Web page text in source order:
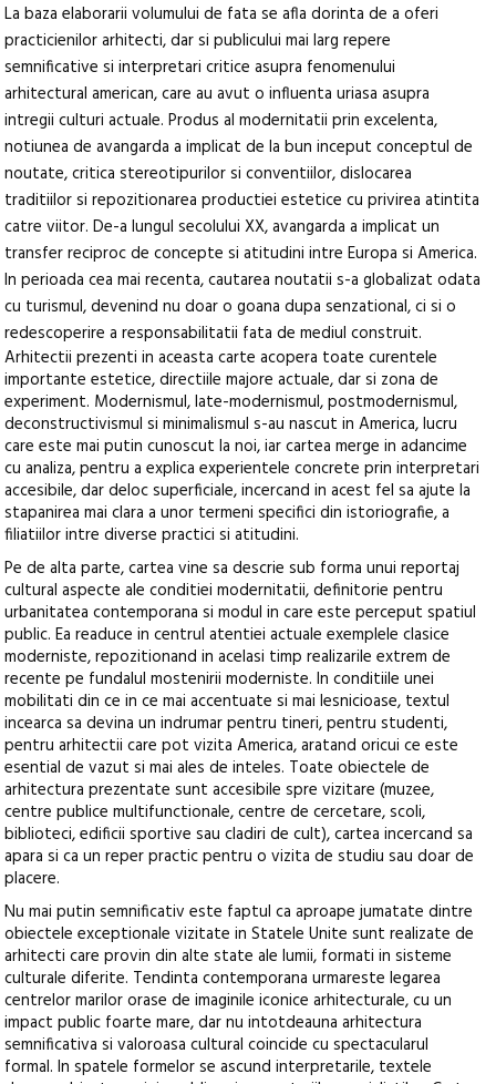
La baza elaborarii volumului de fata se afla dorinta de a oferi
practicienilor arhitecti, dar si publicului mai larg repere
semnificative si interpretari critice asupra fenomenului
arhitectural american, care au avut o influenta uriasa asupra
intregii culturi actuale. Produs al modernitatii prin excelenta,
notiunea de avangarda a implicat de la bun inceput conceptul de
noutate, critica stereotipurilor si conventiilor, dislocarea
traditiilor si repozitionarea productiei estetice cu privirea atintita
catre viitor. De-a lungul secolului XX, avangarda a implicat un
transfer reciproc de concepte si atitudini intre Europa si America.
In perioada cea mai recenta, cautarea noutatii s-a globalizat odata
cu turismul, devenind nu doar o goana dupa senzational, ci si o
redescoperire a responsabilitatii fata de mediul construit.
Arhitectii prezenti in aceasta carte acopera toate curentele
importante estetice, directiile majore actuale, dar si zona de
experiment. Modernismul, late-modernismul, postmodernismul,
deconstructivismul si minimalismul s-au nascut in America, lucru
care este mai putin cunoscut la noi, iar cartea merge in adancime
cu analiza, pentru a explica experientele concrete prin interpretari
accesibile, dar deloc superficiale, incercand in acest fel sa ajute la
stapanirea mai clara a unor termeni specifici din istoriografie, a
filiatiilor intre diverse practici si atitudini.
Pe de alta parte, cartea vine sa descrie sub forma unui reportaj
cultural aspecte ale conditiei modernitatii, definitorie pentru
urbanitatea contemporana si modul in care este perceput spatiul
public. Ea readuce in centrul atentiei actuale exemplele clasice
moderniste, repozitionand in acelasi timp realizarile extrem de
recente pe fundalul mostenirii moderniste. In conditiile unei
mobilitati din ce in ce mai accentuate si mai lesnicioase, textul
incearca sa devina un indrumar pentru tineri, pentru studenti,
pentru arhitectii care pot vizita America, aratand oricui ce este
esential de vazut si mai ales de inteles. Toate obiectele de
arhitectura prezentate sunt accesibile spre vizitare (muzee,
centre publice multifunctionale, centre de cercetare, scoli,
biblioteci, edificii sportive sau cladiri de cult), cartea incercand sa
apara si ca un reper practic pentru o vizita de studiu sau doar de
placere.
Nu mai putin semnificativ este faptul ca aproape jumatate dintre
obiectele exceptionale vizitate in Statele Unite sunt realizate de
arhitecti care provin din alte state ale lumii, formati in sisteme
culturale diferite. Tendinta contemporana urmareste legarea
centrelor marilor orase de imaginile iconice arhitecturale, cu un
impact public foarte mare, dar nu intotdeauna arhitectura
semnificativa si valoroasa cultural coincide cu spectacularul
formal. In spatele formelor se ascund interpretarile, textele